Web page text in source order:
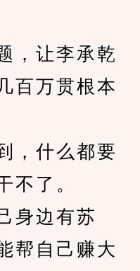
让李承乾
百万贯根本
什么都要
不了。
边有苏
帮自己赚大